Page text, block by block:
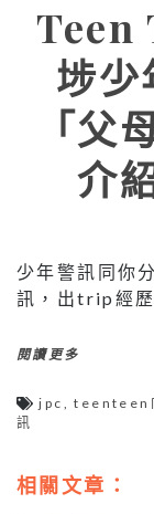
Teen
埗少
「父
介
少年警訊同你
訊，出trip經
閱讀更多
jpc ,teenteen
訊
相關文章：